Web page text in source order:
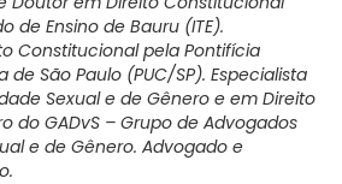
de Ensino de Bauru (ITE).
Constitucional pela Pontifícia
de São Paulo (PUC/SP). Especialista
Sexual e de Gênero e em Direito
do GADvS – Grupo de Advogados
e de Gênero. Advogado e